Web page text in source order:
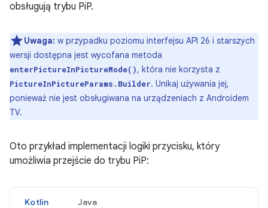
obsługują trybu PiP.
Uwaga: w przypadku poziomu interfejsu API 26 i starszych
wersji dostępna jest wycofana metoda
enterPictureInPictureMode(), która nie korzysta z
PictureInPictureParams.Builder. Unikaj używania jej,
ponieważ nie jest obsługiwana na urządzeniach z Androidem
TV.
Oto przykład implementacji logiki przycisku, który
umożliwia przejście do trybu PiP:
Kotlin Java